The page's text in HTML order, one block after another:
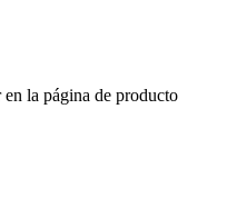
la página de producto